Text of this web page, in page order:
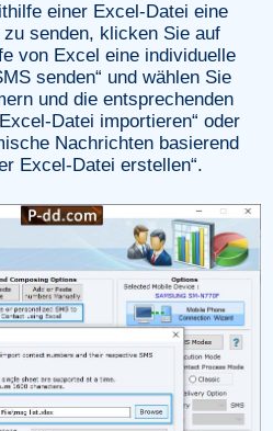
einer Excel-Datei eine
senden, klicken Sie auf
von Excel eine individuelle
senden“ und wählen Sie
und die entsprechenden
Datei importieren“ oder
Nachrichten basierend
Excel-Datei erstellen“.